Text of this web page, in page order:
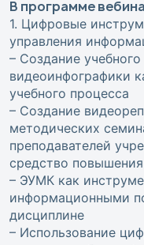
В программе
1. Цифровые
управления
– Создание
видеоинфографики
учебного процесса
– Создание
методических
преподавателей
средство
– ЭУМК как
информационными
дисциплине
– Использование